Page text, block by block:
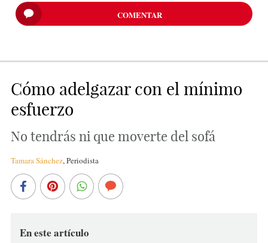
COMENTAR
Cómo adelgazar con el mínimo
esfuerzo
No tendrás ni que moverte del sofá
Tamara Sánchez,Periodista
En este artículo